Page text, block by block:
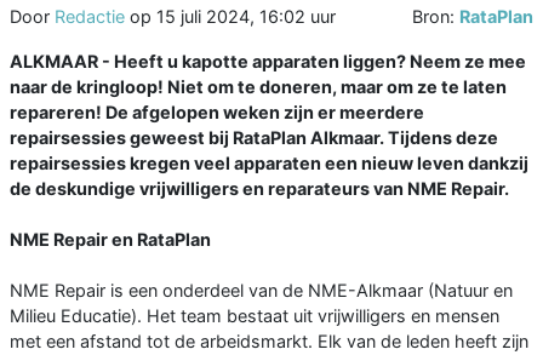
Door Redactie op 15 juli 2024, 16:02 uur Bron: RataPlan
ALKMAAR - Heeft u kapotte apparaten liggen? Neem ze mee
naar de kringloop! Niet om te doneren, maar om ze te laten
repareren! De afgelopen weken zijn er meerdere
repairsessies geweest bij RataPlan Alkmaar. Tijdens deze
repairsessies kregen veel apparaten een nieuw leven dankzij
de deskundige vrijwilligers en reparateurs van NME Repair.
NME Repair en RataPlan
NME Repair is een onderdeel van de NME-Alkmaar (Natuur en
Milieu Educatie). Het team bestaat uit vrijwilligers en mensen
met een afstand tot de arbeidsmarkt. Elk van de leden heeft zijn